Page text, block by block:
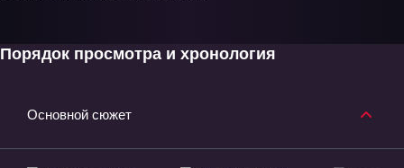
Порядок просмотра и хронология
Основной сюжет